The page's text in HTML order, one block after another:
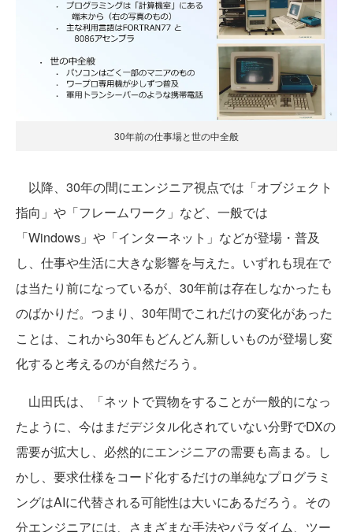
30年前の仕事場と世の中全般
以降、30年の間にエンジニア視点では「オブジェクト
指向」や「フレームワーク」など、一般では
「Windows」や「インターネット」などが登場・普及
し、仕事や生活に大きな影響を与えた。いずれも現在で
は当たり前になっているが、30年前は存在しなかったも
のばかりだ。つまり、30年間でこれだけの変化があった
ことは、これから30年もどんどん新しいものが登場し変
化すると考えるのが自然だろう。
山田氏は、「ネットで買物をすることが一般的になっ
たように、今はまだデジタル化されていない分野でDXの
需要が拡大し、必然的にエンジニアの需要も高まる。し
かし、要求仕様をコード化するだけの単純なプログラミ
ングはAIに代替される可能性は大いにあるだろう。その
分エンジニアには、さまざまな手法やパラダイム、ツー